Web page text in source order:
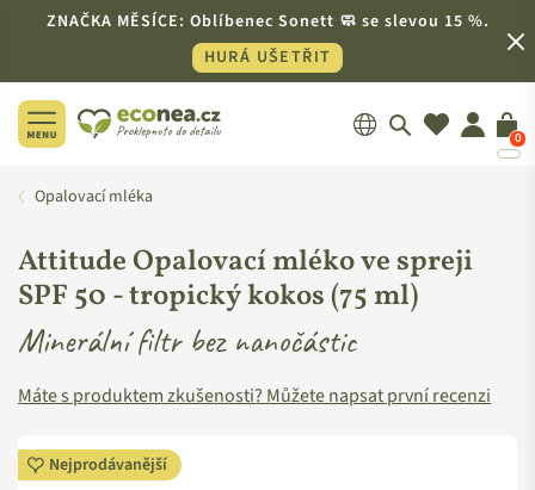
ZNAČKA MĚSÍCE: Oblíbenec Sonett 🧼 se slevou 15 %.
HURÁ UŠETŘIT
0
Opalovací mléka
Attitude Opalovací mléko ve spreji
SPF 50 - tropický kokos (75 ml)
Minerální filtr bez nanočástic
Máte s produktem zkušenosti? Můžete napsat první recenzi
Nejprodávanější